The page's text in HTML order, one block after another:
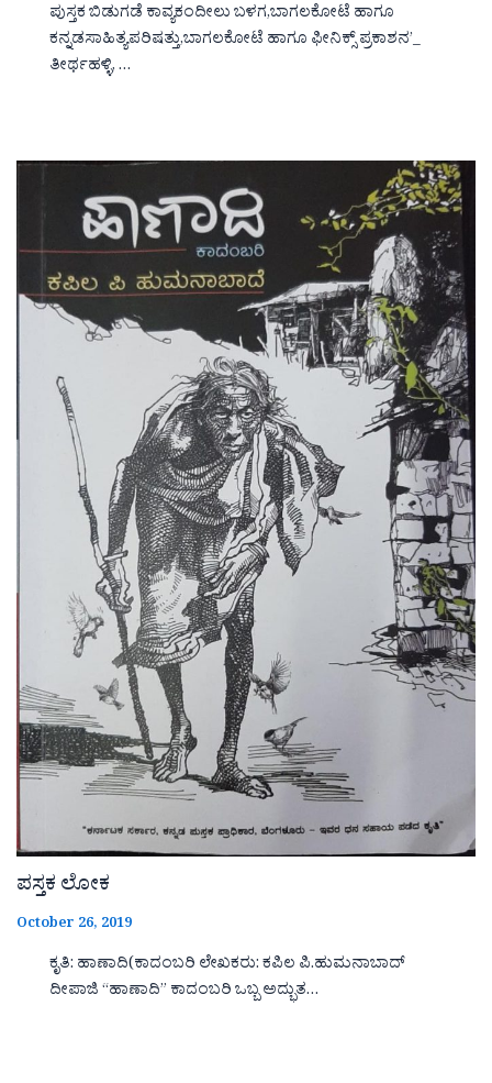
ಪುಸ್ತಕ ಬಿಡುಗಡೆ ಕಾವ್ಯಕಂದೀಲು ಬಳಗ,ಬಾಗಲಕೋಟೆ ಹಾಗೂ
ಕನ್ನಡಸಾಹಿತ್ಯಪರಿಷತ್ತು,ಬಾಗಲಕೋಟೆ ಹಾಗೂ ಫೀನಿಕ್ಸ್ ಪ್ರಕಾಶನ’_
ತೀರ್ಥಹಳ್ಳಿ, …
ಪಸ್ತಕ ಲೋಕ
October 26, 2019
ಕೃತಿ: ಹಾಣಾದಿ(ಕಾದಂಬರಿ ಲೇಖಕರು: ಕಪಿಲ ಪಿ.ಹುಮನಾಬಾದ್
ದೀಪಾಜಿ “ಹಾಣಾದಿ‌‌‌‌” ಕಾದಂಬರಿ ಒಬ್ಬ ಅದ್ಭುತ…